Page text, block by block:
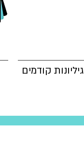
גיליונות קודמים